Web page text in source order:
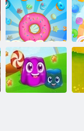
Odskačući i
eksplodirajuću
loptu
Drobljenje
kolačića